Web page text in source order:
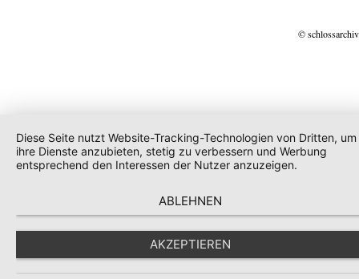
©
Diese Seite nutzt Website-Tracking-Technologien von Dritten, um
ihre Dienste anzubieten, stetig zu verbessern und Werbung
entsprechend den Interessen der Nutzer anzuzeigen.
ABLEHNEN
AKZEPTIEREN